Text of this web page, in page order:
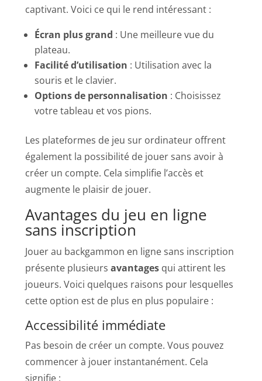
captivant. Voici ce qui le rend intéressant :
Écran plus grand : Une meilleure vue du
plateau.
Facilité d’utilisation : Utilisation avec la
souris et le clavier.
Options de personnalisation : Choisissez
votre tableau et vos pions.
Les plateformes de jeu sur ordinateur offrent
également la possibilité de jouer sans avoir à
créer un compte. Cela simplifie l’accès et
augmente le plaisir de jouer.
Avantages du jeu en ligne
sans inscription
Jouer au backgammon en ligne sans inscription
présente plusieursavantages qui attirent les
joueurs. Voici quelques raisons pour lesquelles
cette option est de plus en plus populaire :
Accessibilité immédiate
Pas besoin de créer un compte. Vous pouvez
commencer à jouer instantanément. Cela
signifie :